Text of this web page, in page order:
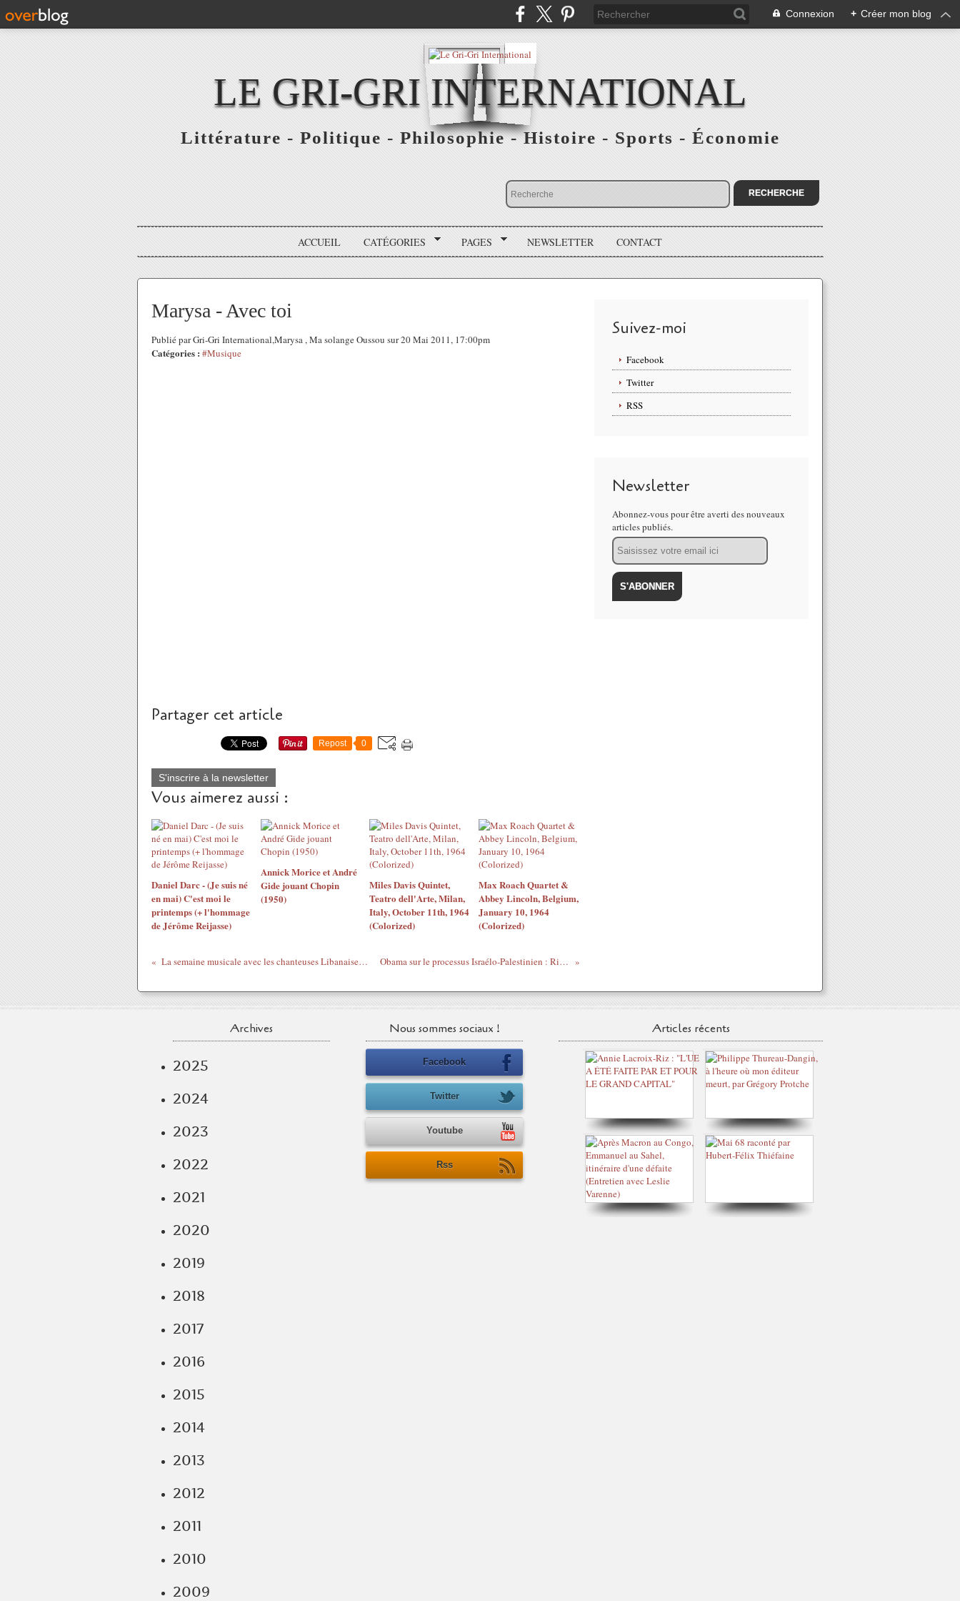
Connexion + Créer mon blog
LE GRI-GRI INTERNATIONAL
Littérature - Politique - Philosophie - Histoire - Sports - Économie
ACCUEIL CATÉGORIES PAGES NEWSLETTER CONTACT
Marysa - Avec toi
Publié par Gri-Gri International,Marysa , Ma solange Oussou sur 20 Mai 2011, 17:00pm
Catégories : #Musique
Partager cet article
Repost 0
S'inscrire à la newsletter
Vous aimerez aussi :
Daniel Darc - (Je suis né
en mai) C'est moi le
printemps (+ l'hommage
de Jérôme Reijasse)
Annick Morice et André
Gide jouant Chopin
(1950)
Miles Davis Quintet,
Teatro dell'Arte, Milan,
Italy, October 11th, 1964
(Colorized)
Max Roach Quartet &
Abbey Lincoln, Belgium,
January 10, 1964
(Colorized)
La semaine musicale avec les chanteuses Libanaises : Nancy Ajram Obama sur le processus Israélo-Palestinien : Rien de nouveau
Suivez-moi
Facebook
Twitter
RSS
Newsletter
Abonnez-vous pour être averti des nouveaux
articles publiés.
Email
Archives
2025
2024
2023
2022
2021
2020
2019
2018
2017
2016
2015
2014
2013
2012
2011
2010
2009
Nous sommes sociaux !
Facebook
Twitter
Youtube
Rss
Articles récents